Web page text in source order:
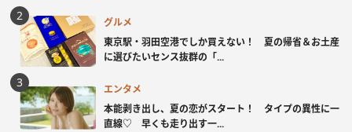
グルメ
東京駅・羽田空港でしか買えない！ 夏の帰省＆お土産
に選びたいセンス抜群の「...
エンタメ
本能剥き出し、夏の恋がスタート！ タイプの異性に一
直線♡ 早くも走り出す一...